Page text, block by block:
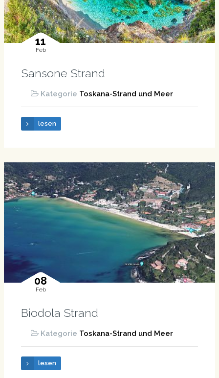
11
Feb
Sansone Strand
Kategorie Toskana-Strand und Meer
lesen
08
Feb
Biodola Strand
Kategorie Toskana-Strand und Meer
lesen